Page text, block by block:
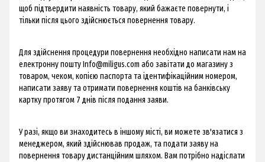
щоб підтвердити наявність товару, який бажаєте повернути, і
тільки після цього здійснюється повернення товару.
Для здійснення процедури повернення необхідно написати нам на
електронну поштуInfo@miligus.com або завітати до магазину з
товаром, чеком, копією паспорта та ідентифікаційним номером,
написати заяву та отримати повернення коштів на банківську
картку протягом 7 днів після подання заяви.
У разі, якщо ви знаходитесь в іншому місті, ви можете зв'язатися з
менеджером, який здійснював продаж, та подати заяву на
повернення товару дистанційним шляхом. Вам потрібно надіслати